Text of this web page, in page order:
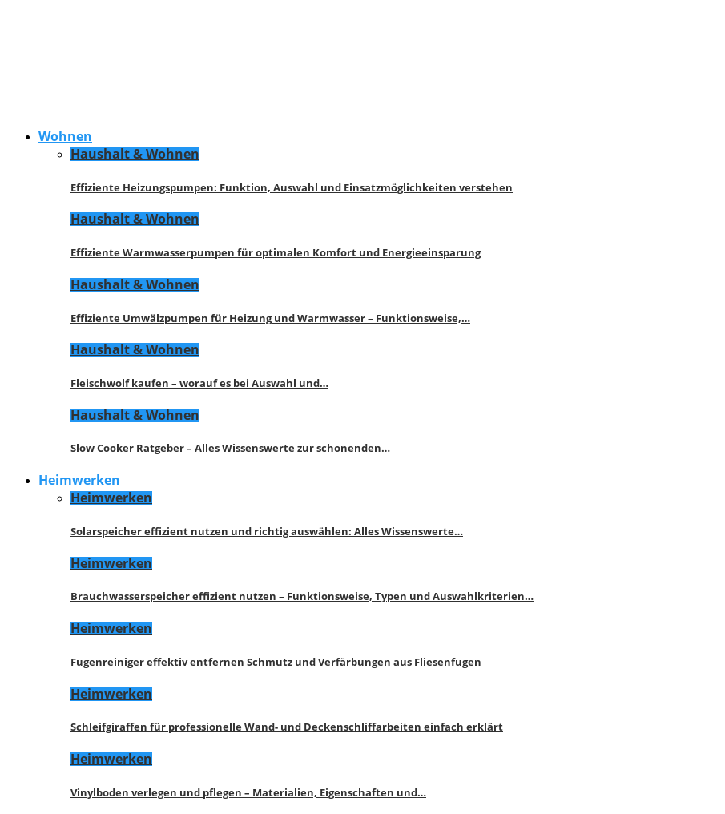
Wohnen
Haushalt & Wohnen
Effiziente Heizungspumpen: Funktion, Auswahl und Einsatzmöglichkeiten verstehen
Haushalt & Wohnen
Effiziente Warmwasserpumpen für optimalen Komfort und Energieeinsparung
Haushalt & Wohnen
Effiziente Umwälzpumpen für Heizung und Warmwasser – Funktionsweise,…
Haushalt & Wohnen
Fleischwolf kaufen – worauf es bei Auswahl und…
Haushalt & Wohnen
Slow Cooker Ratgeber – Alles Wissenswerte zur schonenden…
Heimwerken
Heimwerken
Solarspeicher effizient nutzen und richtig auswählen: Alles Wissenswerte…
Heimwerken
Brauchwasserspeicher effizient nutzen – Funktionsweise, Typen und Auswahlkriterien…
Heimwerken
Fugenreiniger effektiv entfernen Schmutz und Verfärbungen aus Fliesenfugen
Heimwerken
Schleifgiraffen für professionelle Wand- und Deckenschliffarbeiten einfach erklärt
Heimwerken
Vinylboden verlegen und pflegen – Materialien, Eigenschaften und…